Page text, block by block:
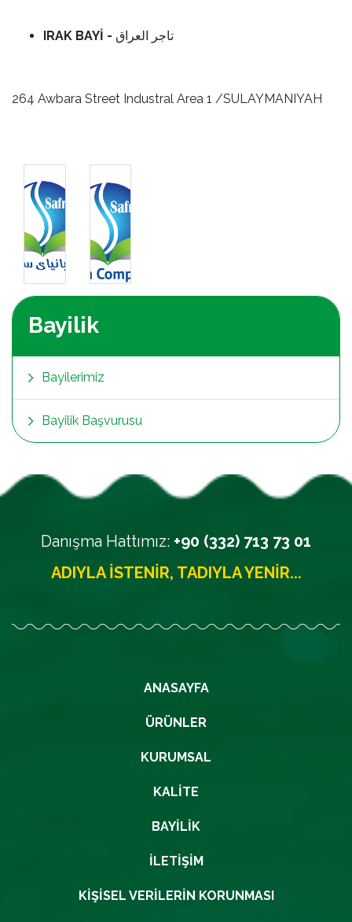
IRAK BAYİ - تاجر العراق
264 Awbara Street Industral Area 1 /SULAYMANIYAH
Bayilik
Bayilerimiz
Bayilik Başvurusu
Danışma Hattımız: +90 (332) 713 73 01
ADIYLA İSTENIR, TADIYLA YENIR...
ANASAYFA
ÜRÜNLER
KURUMSAL
KALITE
BAYILIK
İLETIŞIM
KIŞISEL VERILERIN KORUNMASI